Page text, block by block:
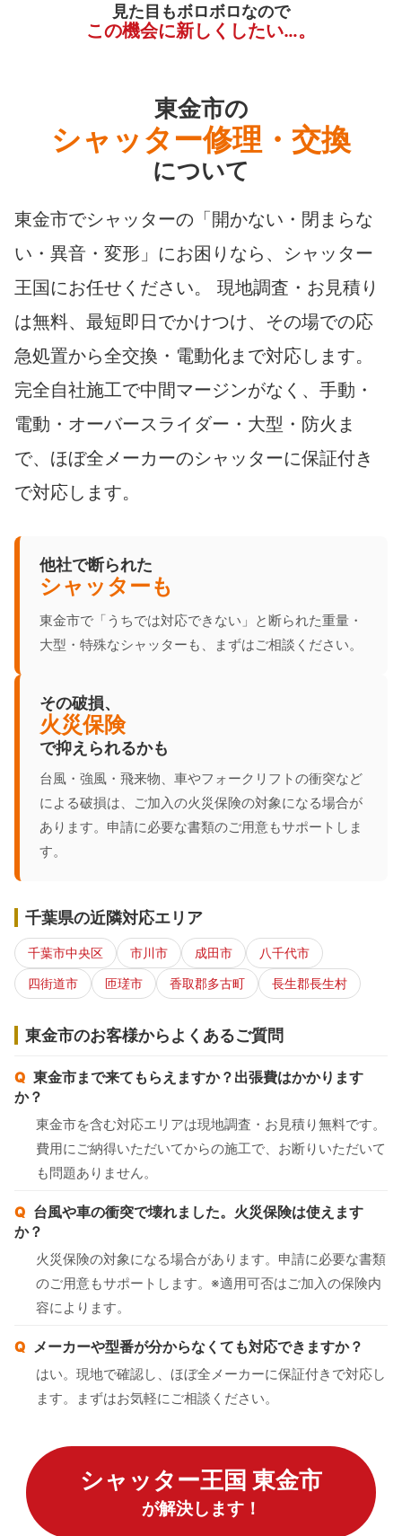
見た目もボロボロなので
この機会に新しくしたい…。
東金市の
シャッター修理・交換
について
東金市でシャッターの「開かない・閉まらな
い・異音・変形」にお困りなら、シャッター
王国にお任せください。 現地調査・お見積り
は無料、最短即日でかけつけ、その場での応
急処置から全交換・電動化まで対応します。
完全自社施工で中間マージンがなく、手動・
電動・オーバースライダー・大型・防火ま
で、ほぼ全メーカーのシャッターに保証付き
で対応します。
他社で断られた
シャッターも
東金市で「うちでは対応できない」と断られた重量・
大型・特殊なシャッターも、まずはご相談ください。
その破損、
火災保険
で抑えられるかも
台風・強風・飛来物、車やフォークリフトの衝突など
による破損は、ご加入の火災保険の対象になる場合が
あります。申請に必要な書類のご用意もサポートしま
す。
千葉県の近隣対応エリア
千葉市中央区 市川市 成田市
八千代市
四街道市
匝瑳市 香取郡多古町 長生郡長生村
東金市のお客様からよくあるご質問
東金市まで来てもらえますか？出張費はかかります
か？
東金市を含む対応エリアは現地調査・お見積り無料です。
費用にご納得いただいてからの施工で、お断りいただいて
も問題ありません。
台風や車の衝突で壊れました。火災保険は使えます
か？
火災保険の対象になる場合があります。申請に必要な書類
のご用意もサポートします。※適用可否はご加入の保険内
容によります。
メーカーや型番が分からなくても対応できますか？
はい。現地で確認し、ほぼ全メーカーに保証付きで対応し
ます。まずはお気軽にご相談ください。
シャッター王国 東金市
が解決します！